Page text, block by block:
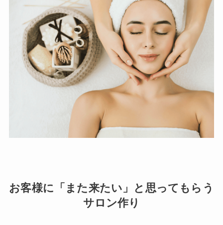
お客様に「また来たい」と思ってもらう
サロン作り